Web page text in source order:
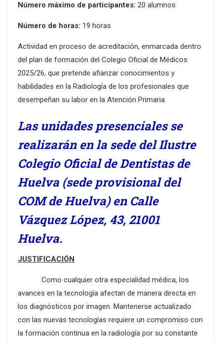
Número máximo de participantes: 20 alumnos
Número de horas: 19 horas
Actividad en proceso de acreditación, enmarcada dentro
del plan de formación del Colegio Oficial de Médicos
2025/26, que pretende afianzar conocimientos y
habilidades en la Radiología de los profesionales que
desempeñan su labor en la Atención Primaria.
Las unidades presenciales se
realizarán en la sede del Ilustre
Colegio Oficial de Dentistas de
Huelva (sede provisional del
COM de Huelva) en Calle
Vázquez López, 43, 21001
Huelva.
JUSTIFICACIÓN
Como cualquier otra especialidad médica, los
avances en la tecnología afectan de manera directa en
los diagnósticos por imagen. Mantenerse actualizado
con las nuevas tecnologías requiere un compromiso con
la formación continua en la radiología por su constante